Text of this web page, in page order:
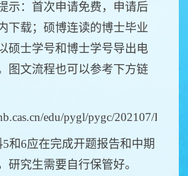
示：首次申请免费，申请后
下载；硕博连读的博士毕业
硕士学号和博士学号导出电
图文流程也可以参考下方链
edu/pygl/pygc/202107/
5和6应在完成开题报告和中期
研究生需要自行保管好。